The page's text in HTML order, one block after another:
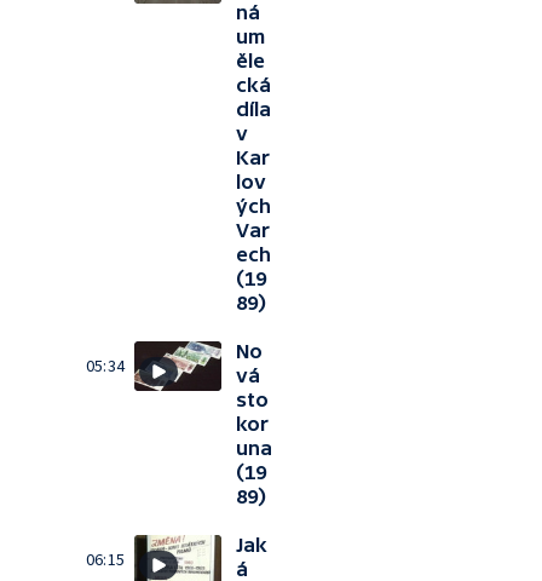
ná
um
ěle
cká
díla
v
Kar
lov
ých
Var
ech
(19
89)
05:34
No
vá
sto
kor
una
(19
89)
06:15
Jak
á